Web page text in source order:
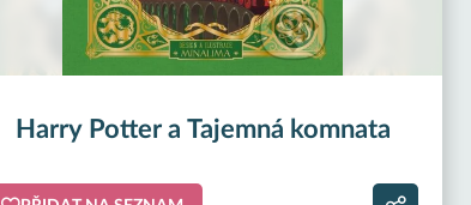
Harry Potter a Tajemná komnata